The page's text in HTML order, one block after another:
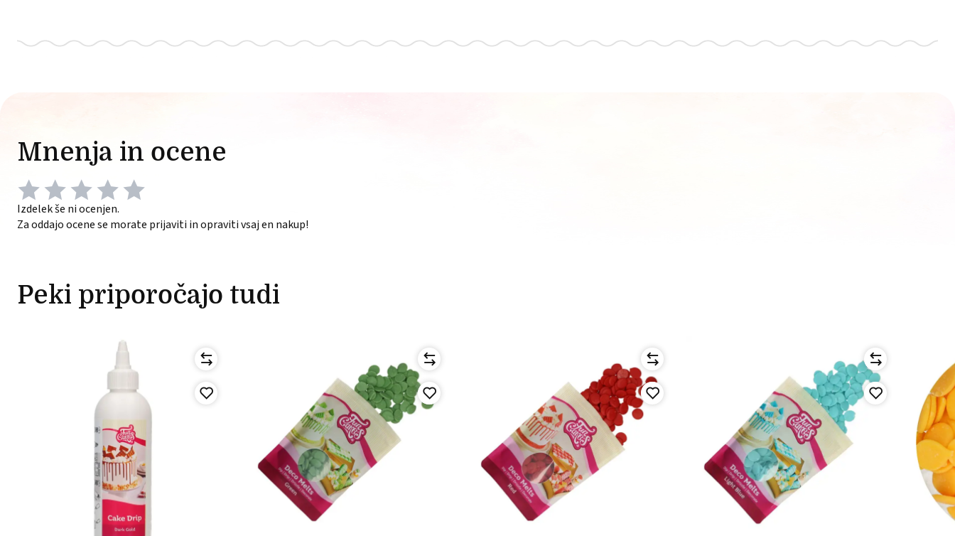
Mnenja in ocene
Izdelek še ni ocenjen.
Za oddajo ocene se morate prijaviti in opraviti vsaj en nakup!
Peki priporočajo tudi